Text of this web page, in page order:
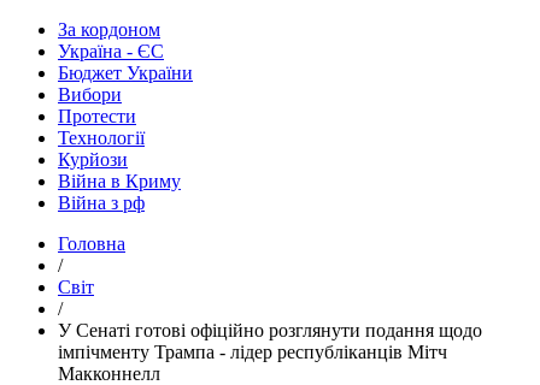
За кордоном
Україна - ЄС
Бюджет України
Вибори
Протести
Технології
Курйози
Війна в Криму
Війна з рф
Головна
/
Світ
/
​У Сенаті готові офіційно розглянути подання щодо
імпічменту Трампа - лідер республіканців Мітч
Макконнелл